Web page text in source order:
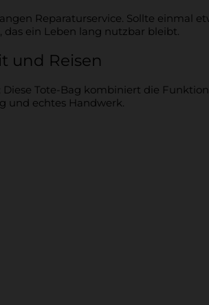
Reparaturservice. Sollte
ein Leben lang nutzbar bleibt.
und Reisen
Tote-Bag kombiniert die
und echtes Handwerk.